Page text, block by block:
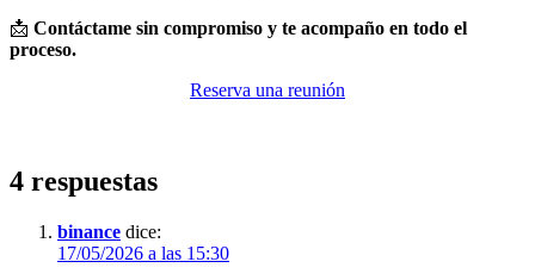
📩 Contáctame sin compromiso y te acompaño en todo el
proceso.
Reserva una reunión
4 respuestas
binance dice:
17/05/2026 a las 15:30